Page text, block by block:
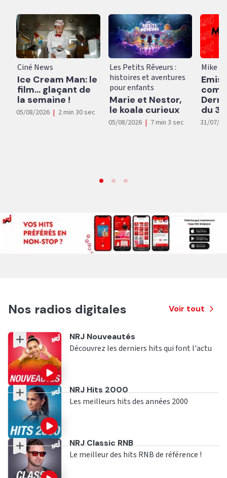
Ciné News
Ice Cream Man: le
film... glaçant de
la semaine !
05/08/2026 | 2 min 30 sec
Les Petits Rêveurs :
histoires et aventures
pour enfants
Marie et Nestor,
le koala curieux
05/08/2026 | 7 min 3 sec
Mike
du
31/07/
Nos radios digitales Voir tout
Ecouter
NRJ Nouveautés
Découvrez les derniers hits qui font l'actu
Ecouter
NRJ Hits 2000
Les meilleurs hits des années 2000
Ecouter
NRJ Classic RNB
Le meilleur des hits RNB de référence !